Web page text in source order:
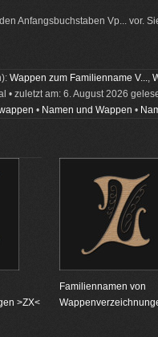
Anfangsbuchstaben Vp... vor.
Wappen zum Familienname V...,
• zuletzt am: 6. August 2026
• Namen und Wappen •
>ZX<
Familiennamen von